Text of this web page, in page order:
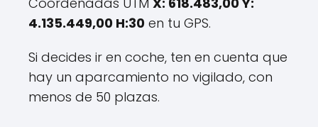
4.135.449,00 H:30 en tu GPS.
Si decides ir en coche, ten en cuenta que
hay un aparcamiento no vigilado, con
menos de 50 plazas.